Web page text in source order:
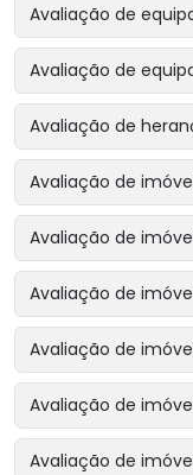
Avaliação de
Avaliação de
Avaliação de
Avaliação de
Avaliação de
Avaliação de
Avaliação de
Avaliação de
Avaliação de